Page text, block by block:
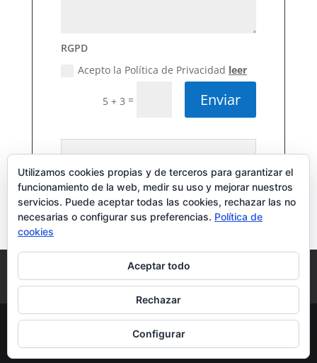
RGPD
Acepto la Política de Privacidad leer
5 + 3 = Enviar
Para cumplir con la nueva Ley de
Protección de Datos, debes leer y
aceptar mi Política de Privacidad
Política de Privacidad
Política de cookies
Diseñado porCreación Web Tenerife
Utilizamos cookies propias y de terceros para garantizar el
funcionamiento de la web, medir su uso y mejorar nuestros
servicios. Puede aceptar todas las cookies, rechazar las no
necesarias o configurar sus preferencias. Política de
cookies
Aceptar todo
Rechazar
Configurar